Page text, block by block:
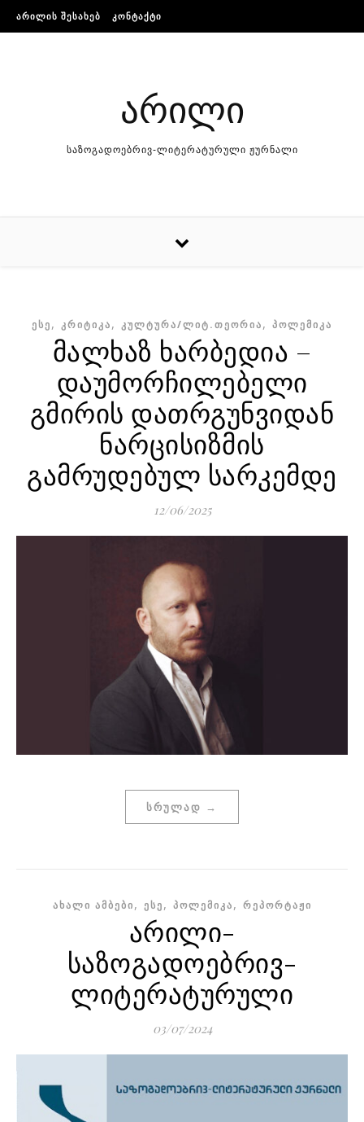
Skip to content
ᲐᲠᲘᲚᲘᲡ ᲨᲔᲡᲐᲮᲔᲑ ᲙᲝᲜᲢᲐᲥᲢᲘ
არილი
საზოგადოებრივ-ლიტერატურული ჟურნალი
ᲔᲡᲔ, ᲙᲠᲘᲢᲘᲙᲐ, ᲙᲣᲚᲢᲣᲠᲐ/ᲚᲘᲢ.ᲗᲔᲝᲠᲘᲐ, ᲞᲝᲚᲔᲛᲘᲙᲐ
მალხაზ ხარბედია –
დაუმორჩილებელი
გმირის დათრგუნვიდან
ნარცისიზმის
გამრუდებულ სარკემდე
12/06/2025
ᲡᲠᲣᲚᲐᲓ →
ᲐᲮᲐᲚᲘ ᲐᲛᲑᲔᲑᲘ, ᲔᲡᲔ, ᲞᲝᲚᲔᲛᲘᲙᲐ, ᲠᲔᲞᲝᲠᲢᲐᲟᲘ
არილი-
საზოგადოებრივ-
ლიტერატურული
03/07/2024